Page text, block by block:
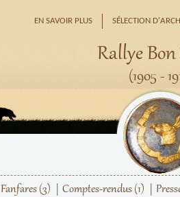
EN SAVOIR PLUS SÉLECTION
Rallye
(1905 -
Fanfares (3) Comptes-rendus (1)